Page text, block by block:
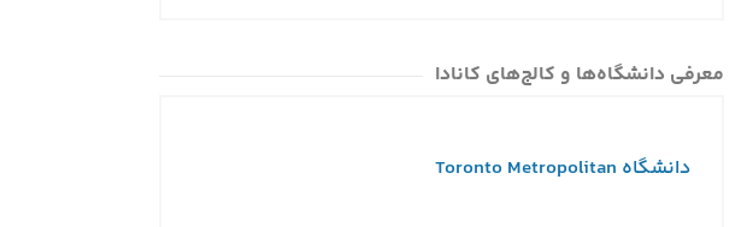
معرفی دانشگاه‌ها و کالج‌های کانادا
دانشگاه Toronto Metropolitan